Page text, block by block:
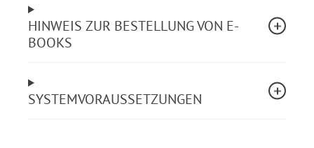
Ebenfalls berücksichtigt: Finanzielle
HINWEIS ZUR BESTELLUNG VON E-
BOOKS
SYSTEMVORAUSSETZUNGEN